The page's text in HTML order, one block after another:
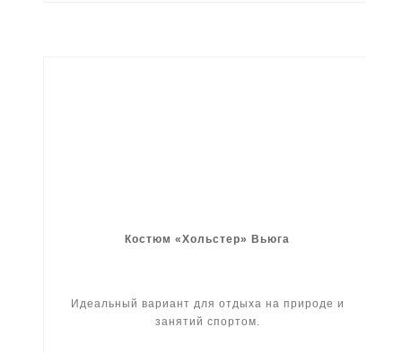
Костюм «Хольстер» Вьюга
Идеальный вариант для отдыха на природе и
занятий спортом.